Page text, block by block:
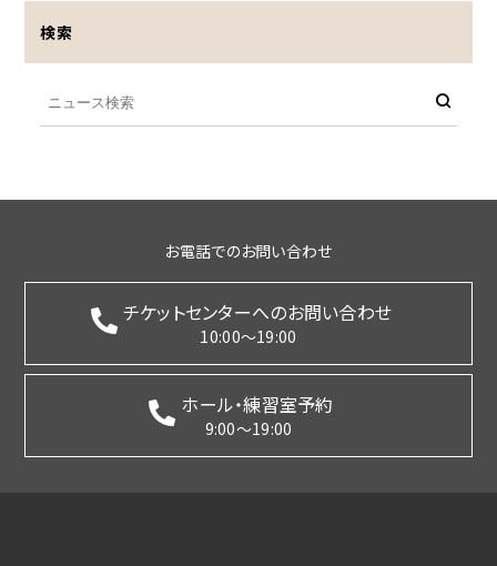
検索
お電話でのお問い合わせ
チケットセンターへのお問い合わせ
10:00～19:00
ホール・練習室予約
9:00～19:00